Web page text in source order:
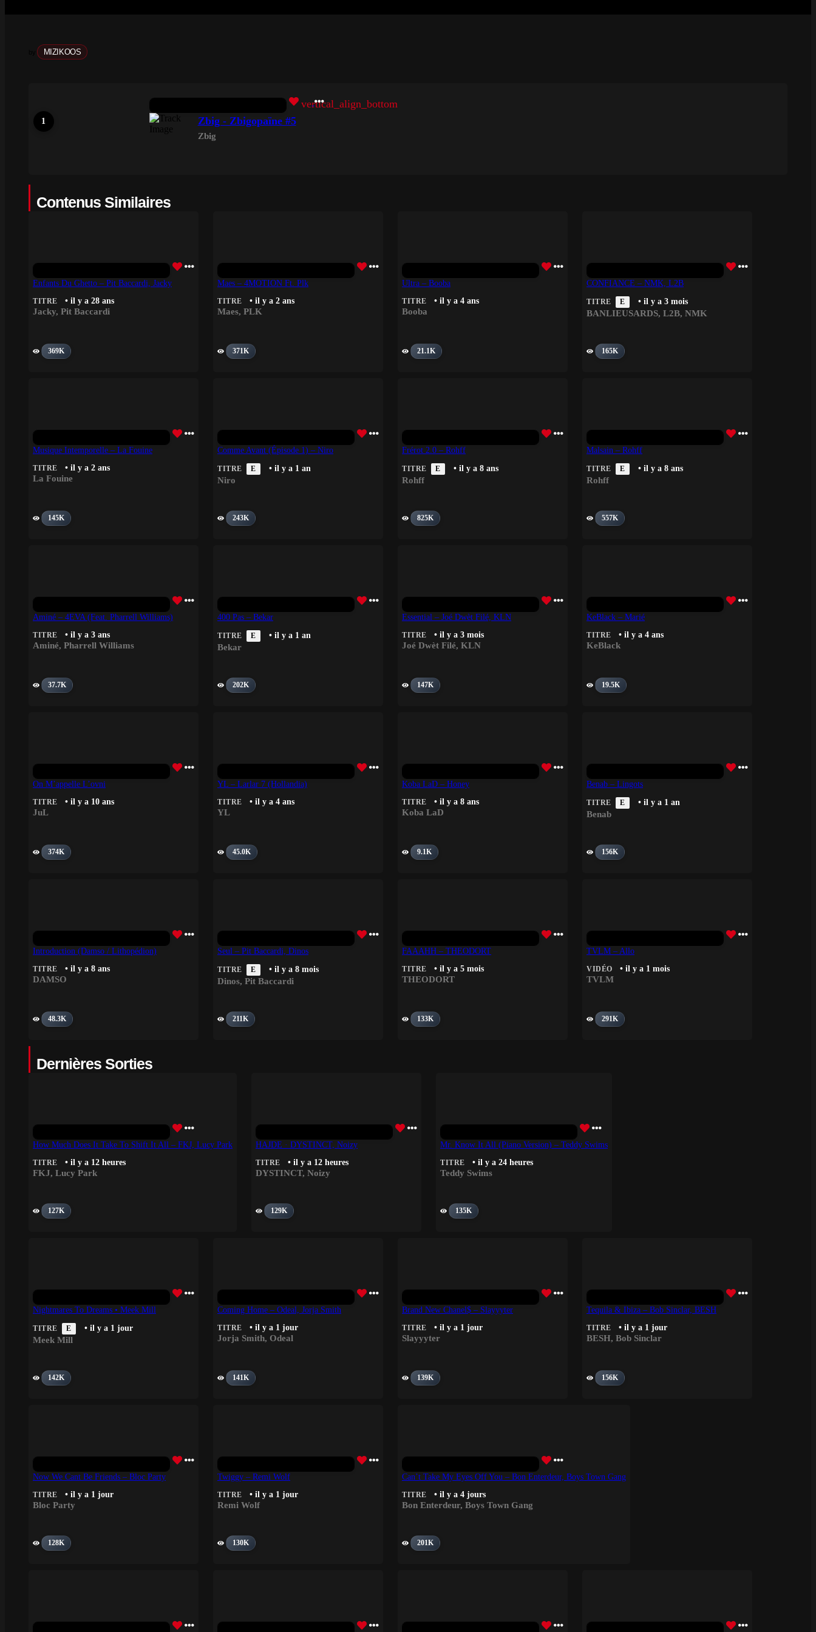
MIZIKOOS
vertical_align_bottom
Zbig - Zbigopaïne #5
Zbig
Contenus Similaires
Enfants Du Ghetto – Pit Baccardi, Jacky
TITRE • il y a 28 ans
Jacky, Pit Baccardi
369K
Maes – 4MOTION Ft. Plk
TITRE • il y a 2 ans
Maes, PLK
371K
Ultra – Booba
TITRE • il y a 4 ans
Booba
21.1K
CONFIANCE – NMK, L2B
TITRE E • il y a 3 mois
BANLIEUSARDS, L2B, NMK
165K
Musique Intemporelle – La Fouine
TITRE • il y a 2 ans
La Fouine
145K
Comme Avant (Épisode 1) – Niro
TITRE E • il y a 1 an
Niro
243K
Frérot 2.0 – Rohff
TITRE E • il y a 8 ans
Rohff
825K
Malsain – Rohff
TITRE E • il y a 8 ans
Rohff
557K
Aminé – 4EVA (feat. Pharrell Williams)
TITRE • il y a 3 ans
Aminé, Pharrell Williams
37.7K
400 Pas – Bekar
TITRE E • il y a 1 an
Bekar
202K
Essential – Joé Dwèt Filé, KLN
TITRE • il y a 3 mois
Joé Dwèt Filé, KLN
147K
KeBlack – Marié
TITRE • il y a 4 ans
KeBlack
19.5K
On M’appelle L’ovni
TITRE • il y a 10 ans
JuL
374K
YL – Larlar 7 (Hollandia)
TITRE • il y a 4 ans
YL
45.0K
Koba LaD – Honey
TITRE • il y a 8 ans
Koba LaD
9.1K
Benab – Lingots
TITRE E • il y a 1 an
Benab
156K
Introduction (Damso / Lithopédion)
TITRE • il y a 8 ans
DAMSO
48.3K
Seul – Pit Baccardi, Dinos
TITRE E • il y a 8 mois
Dinos, Pit Baccardi
211K
FAAAHH – THEODORT
TITRE • il y a 5 mois
THEODORT
133K
TVLM – Allo
VIDÉO • il y a 1 mois
TVLM
291K
Dernières Sorties
How Much Does It Take To Shift It All – FKJ, Lucy Park
TITRE • il y a 12 heures
FKJ, Lucy Park
127K
HAJDE · DYSTINCT, Noizy
TITRE • il y a 12 heures
DYSTINCT, Noizy
129K
Mr. Know It All (Piano Version) – Teddy Swims
TITRE • il y a 24 heures
Teddy Swims
135K
Nightmares To Dreams • Meek Mill
TITRE E • il y a 1 jour
Meek Mill
142K
Coming Home – Odeal, Jorja Smith
TITRE • il y a 1 jour
Jorja Smith, Odeal
141K
Brand New Chanel$ – Slayyyter
TITRE • il y a 1 jour
Slayyyter
139K
Tequila & Ibiza – Bob Sinclar, BESH
TITRE • il y a 1 jour
BESH, Bob Sinclar
156K
Now We Cant Be Friends – Bloc Party
TITRE • il y a 1 jour
Bloc Party
128K
Twiggy – Remi Wolf
TITRE • il y a 1 jour
Remi Wolf
130K
Can’t Take My Eyes Off You – Bon Enterdeur, Boys Town Gang
TITRE • il y a 4 jours
Bon Enterdeur, Boys Town Gang
201K